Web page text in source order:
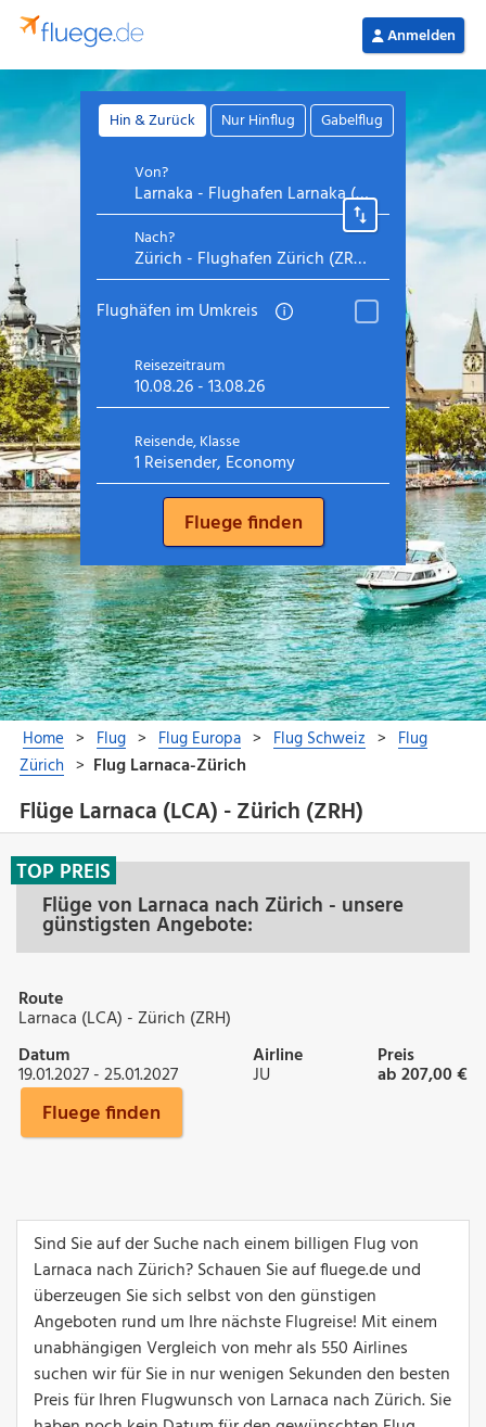
Flüge Larnaca (LCA) - Zürich (ZRH)
Flüge von Larnaca nach Zürich - unsere
günstigsten Angebote:
TOP PREIS
Route
Larnaca (LCA) - Zürich (ZRH)
Datum
19.01.2027 - 25.01.2027
Airline
JU
Preis
ab 207,00 €
Fluege finden
Sind Sie auf der Suche nach einem billigen Flug von
Larnaca nach Zürich? Schauen Sie auf fluege.de und
überzeugen Sie sich selbst von den günstigen
Angeboten rund um Ihre nächste Flugreise! Mit einem
unabhängigen Vergleich von mehr als 550 Airlines
suchen wir für Sie in nur wenigen Sekunden den besten
Preis für Ihren Flugwunsch von Larnaca nach Zürich. Sie